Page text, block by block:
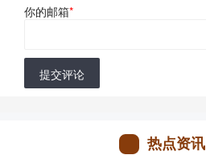
你的邮箱*
提交评论
热点资讯